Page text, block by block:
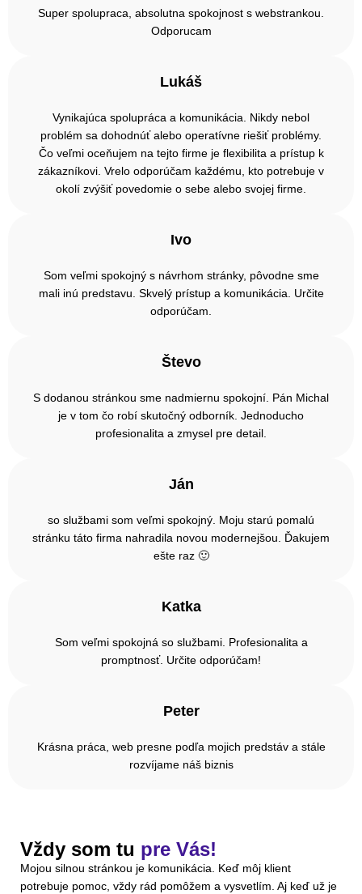
Super spolupraca, absolutna spokojnost s webstrankou.
Odporucam
Lukáš
Vynikajúca spolupráca a komunikácia. Nikdy nebol
problém sa dohodnúť alebo operatívne riešiť problémy.
Čo veľmi oceňujem na tejto firme je flexibilita a prístup k
zákazníkovi. Vrelo odporúčam každému, kto potrebuje v
okolí zvýšiť povedomie o sebe alebo svojej firme.
Ivo
Som veľmi spokojný s návrhom stránky, pôvodne sme
mali inú predstavu. Skvelý prístup a komunikácia. Určite
odporúčam.
Števo
S dodanou stránkou sme nadmiernu spokojní. Pán Michal
je v tom čo robí skutočný odborník. Jednoducho
profesionalita a zmysel pre detail.
Ján
so službami som veľmi spokojný. Moju starú pomalú
stránku táto firma nahradila novou modernejšou. Ďakujem
ešte raz 🙂
Katka
Som veľmi spokojná so službami. Profesionalita a
promptnosť. Určite odporúčam!
Peter
Krásna práca, web presne podľa mojich predstáv a stále
rozvíjame náš biznis
Vždy som tu pre Vás!
Mojou silnou stránkou je komunikácia. Keď môj klient
potrebuje pomoc, vždy rád pomôžem a vysvetlím. Aj keď už je